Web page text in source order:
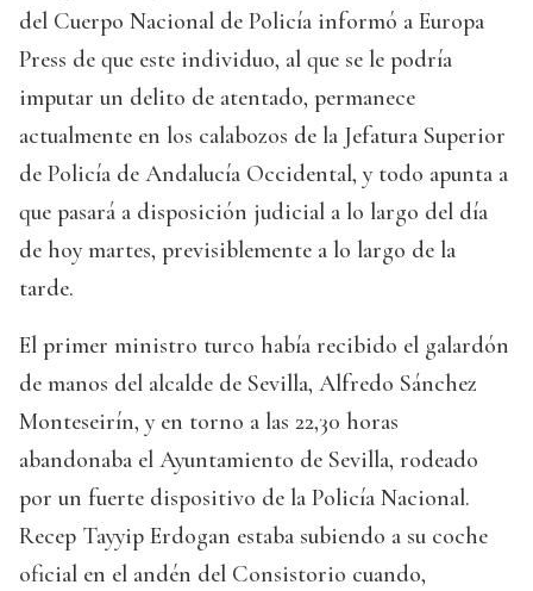
del Cuerpo Nacional de Policía informó a Europa
Press de que este individuo, al que se le podría
imputar un delito de atentado, permanece
actualmente en los calabozos de la Jefatura Superior
de Policía de Andalucía Occidental, y todo apunta a
que pasará a disposición judicial a lo largo del día
de hoy martes, previsiblemente a lo largo de la
tarde.
El primer ministro turco había recibido el galardón
de manos del alcalde de Sevilla, Alfredo Sánchez
Monteseirín, y en torno a las 22,30 horas
abandonaba el Ayuntamiento de Sevilla, rodeado
por un fuerte dispositivo de la Policía Nacional.
Recep Tayyip Erdogan estaba subiendo a su coche
oficial en el andén del Consistorio cuando,